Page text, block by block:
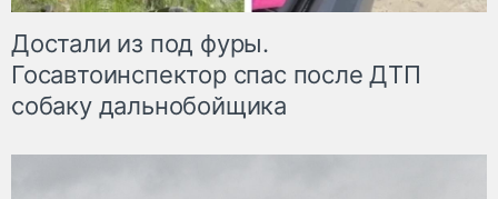
Достали из под фуры.
Госавтоинспектор спас после ДТП
собаку дальнобойщика